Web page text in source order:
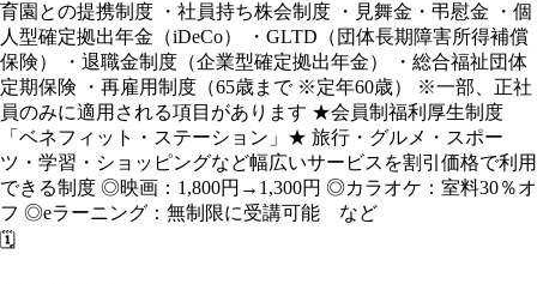
育園との提携制度 ・社員持ち株会制度 ・見舞金・弔慰金 ・個
人型確定拠出年金（iDeCo） ・GLTD（団体長期障害所得補償
保険） ・退職金制度（企業型確定拠出年金） ・総合福祉団体
定期保険 ・再雇用制度（65歳まで ※定年60歳） ※一部、正社
員のみに適用される項目があります ★会員制福利厚生制度
「ベネフィット・ステーション」★ 旅行・グルメ・スポー
ツ・学習・ショッピングなど幅広いサービスを割引価格で利用
できる制度 ◎映画：1,800円→1,300円 ◎カラオケ：室料30％オ
フ ◎eラーニング：無制限に受講可能 など
🗓️